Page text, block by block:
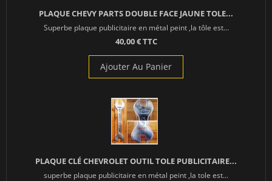
PLAQUE CHEVY PARTS DOUBLE FACE JAUNE TOLE...
Superbe plaque publicitaire en métal peint ,la tôle est...
40,00 € TTC
Ajouter Au Panier
PLAQUE CLÉ CHEVROLET OUTIL TOLE PUBLICITAIRE...
superbe plaque publicitaire en métal peint ,la tole est...